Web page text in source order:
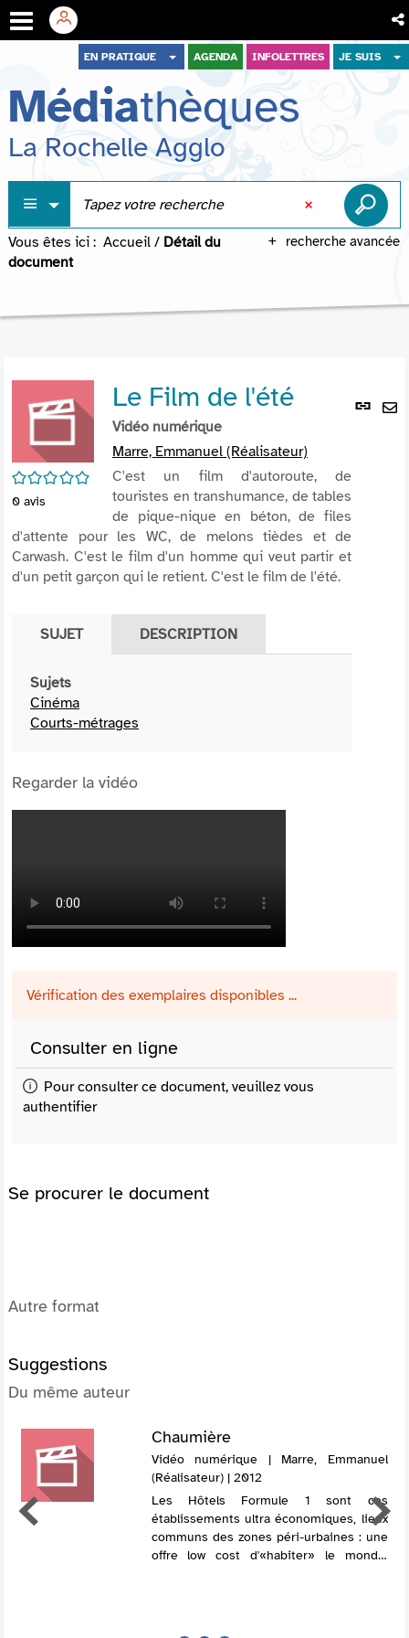
menu
contenu
recherche
EN PRATIQUE AGENDA INFOLETTRES JE SUIS
Médiathèques
La Rochelle Agglo
recherche avancée
Vous êtes ici : Accueil / Détail du
document
Lien
/5
0 avis
Le Film de l'été
Vidéo numérique
Marre, Emmanuel (Réalisateur)
C'est un film d'autoroute, de
touristes en transhumance, de tables
de pique-nique en béton, de files
d'attente pour les WC, de melons tièdes et de
Carwash. C'est le film d'un homme qui veut partir et
d'un petit garçon qui le retient. C'est le film de l'été.
SUJET DESCRIPTION
Sujets
Cinéma
Courts-métrages
Regarder la vidéo
Vérification des exemplaires disponibles ...
Consulter en ligne
Pour consulter ce document, veuillez vous
authentifier
Se procurer le document
Autre format
Suggestions
Du même auteur
Chaumière
Vidéo numérique | Marre, Emmanuel
(Réalisateur) | 2012
Les Hôtels Formule 1 sont ces
établissements ultra économiques, lieux
communs des zones péri-urbaines : une
offre low cost d'«habiter» le monde.